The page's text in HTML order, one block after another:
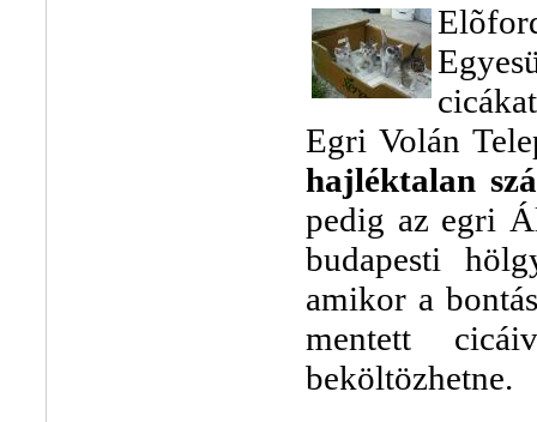
Egri Volán
hajléktalan
pedig az egri
budapesti
amikor a
mentett
beköltözhetne.